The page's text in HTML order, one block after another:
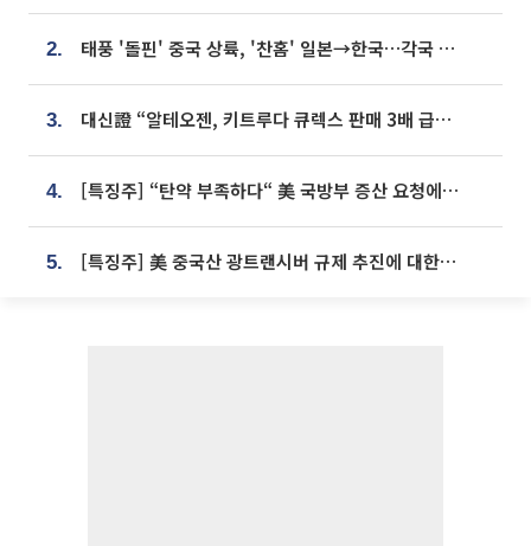
2. 태풍 '돌핀' 중국 상륙, '찬홈' 일본→한국…각국 기상청 예상 경로는?
3. 대신證 “알테오젠, 키트루다 큐렉스 판매 3배 급증…목표가 41만원 상향”
4. [특징주] “탄약 부족하다“ 美 국방부 증산 요청에⋯국내 방산주 급등세
5. [특징주] 美 중국산 광트랜시버 규제 추진에 대한광통신 등 광통신株 강세